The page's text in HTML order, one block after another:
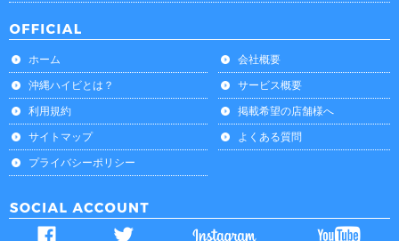
ホーム
会社概要
沖縄ハイビとは？
サービス概要
利用規約
掲載希望の店舗様へ
サイトマップ
よくある質問
プライバシーポリシー